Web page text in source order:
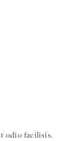
odio facilisis.